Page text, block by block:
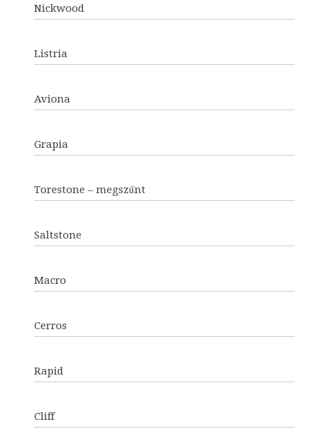
Nickwood
Listria
Aviona
Grapia
Torestone – megszűnt
Saltstone
Macro
Cerros
Rapid
Cliff